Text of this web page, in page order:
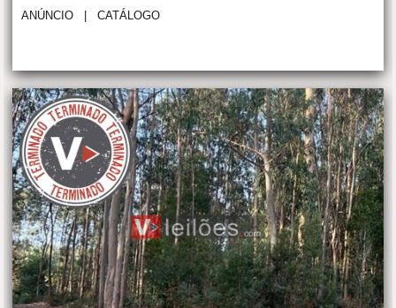
ANÚNCIO |CATÁLOGO